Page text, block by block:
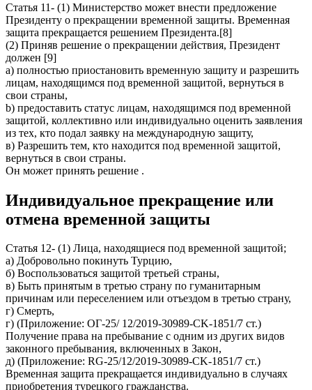
Статья 11- (1) Министерство может внести предложение
Президенту о прекращении временной защиты. Временная
защита прекращается решением Президента.[8]
(2) Приняв решение о прекращении действия, Президент
должен [9]
a) полностью приостановить временную защиту и разрешить
лицам, находящимся под временной защитой, вернуться в
свои страны,
b) предоставить статус лицам, находящимся под временной
защитой, коллективно или индивидуально оценить заявления
из тех, кто подал заявку на международную защиту,
в) Разрешить тем, кто находится под временной защитой,
вернуться в свои страны.
Он может принять решение .
Индивидуальное прекращение или
отмена временной защиты
Статья 12- (1) Лица, находящиеся под временной защитой;
а) Добровольно покинуть Турцию,
б) Воспользоваться защитой третьей страны,
в) Быть принятым в третью страну по гуманитарным
причинам или переселением или отъездом в третью страну,
г) Смерть,
г) (Приложение: ОГ-25/ 12/2019-30989-CK-1851/7 ст.)
Получение права на пребывание с одним из других видов
законного пребывания, включенных в Закон,
д) (Приложение: RG-25/12/2019-30989-CK-1851/7 ст.)
Временная защита прекращается индивидуально в случаях
приобретения турецкого гражданства.